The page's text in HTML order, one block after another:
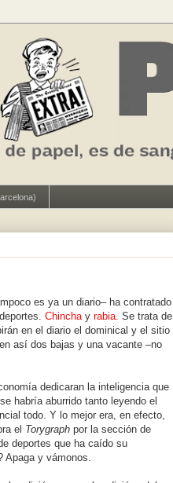
es ya un diario– ha contratado
Chinchay rabia. Se trata de
en el diario el dominical y el sitio
así dos bajas y una vacante –no
dedicaran la inteligencia que
habría aburrido tanto leyendo el
todo. Y lo mejor era, en efecto,
el Torygraph por la sección de
deportes que ha caído su
Apaga y vámonos.